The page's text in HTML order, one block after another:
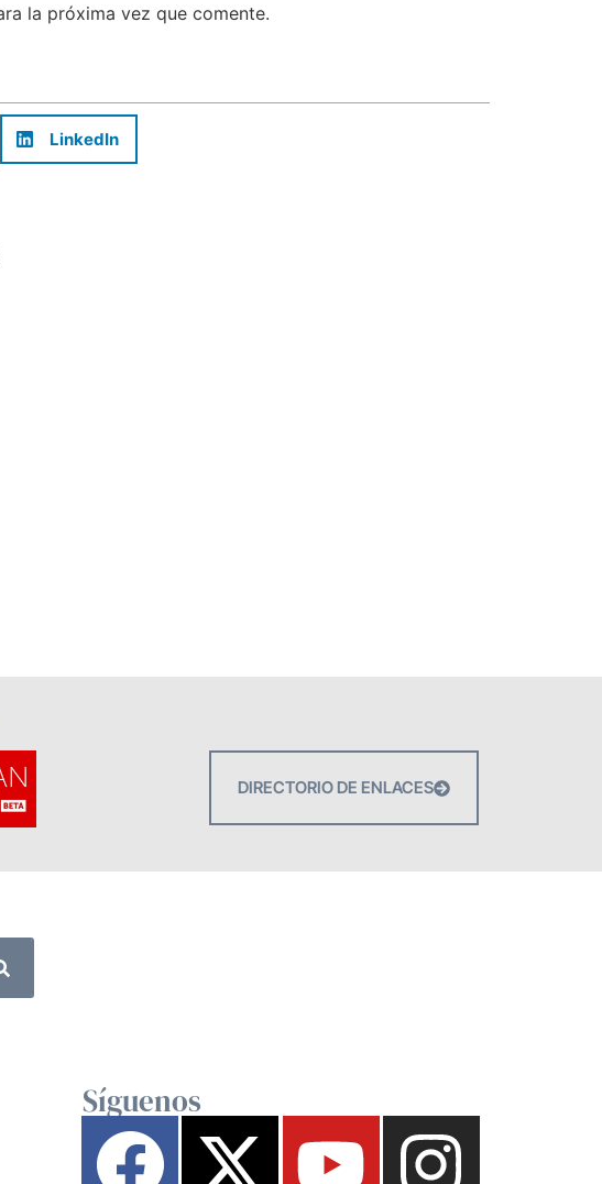
la próxima vez que comente.
LinkedIn
DIRECTORIO DE ENLACES
Síguenos